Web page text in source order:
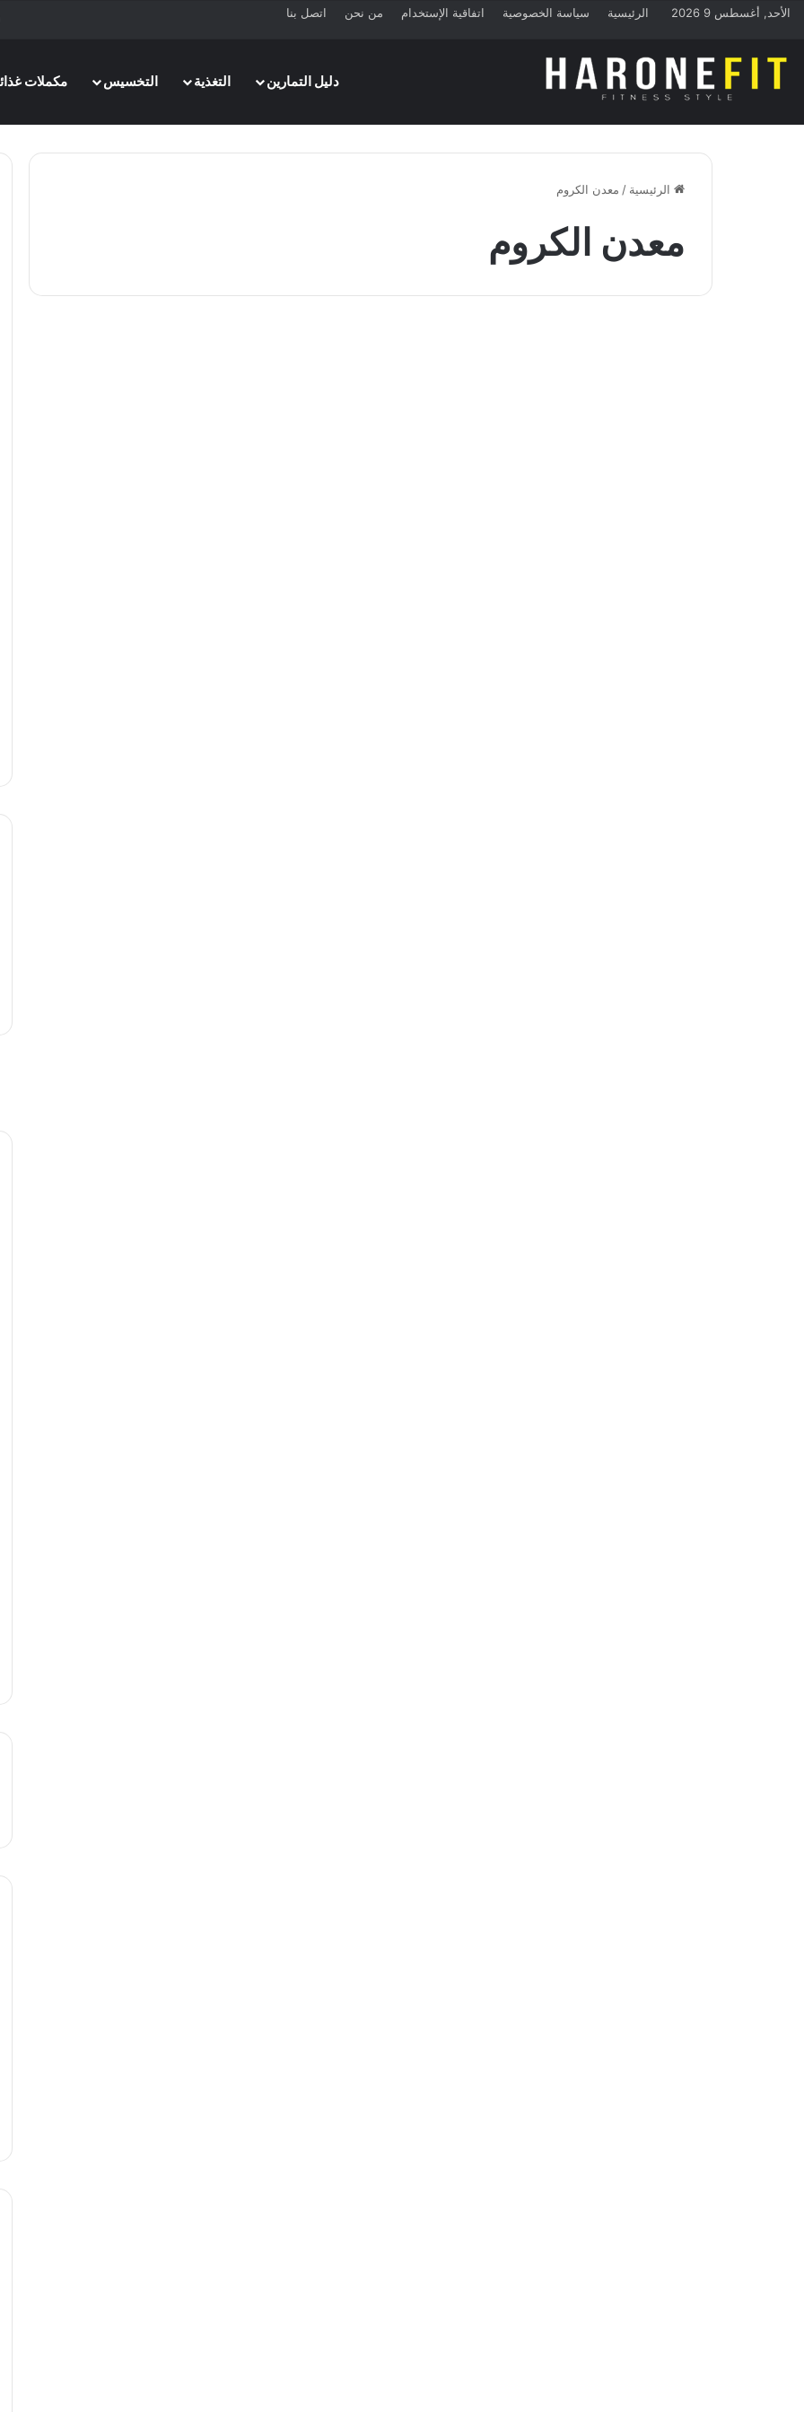
الأحد, أغسطس 9 2026 الرئيسية سياسة الخصوصية اتفاقية الإستخدام من نحن اتصل بنا
دليل التمارين
التغذية التخسيس مكملات
الرئيسية / معدن الكروم
معدن الكروم